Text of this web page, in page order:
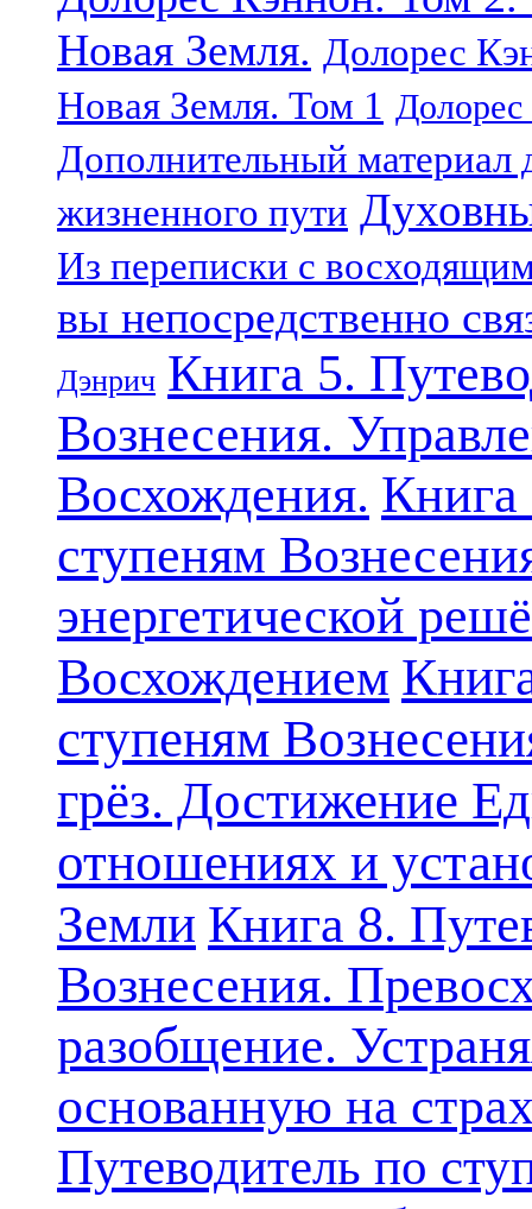
Новая Земля. Долорес
Новая Земля. Том 1
Дополнительный материал
жизненного пути
Из переписки с
вы непосредственно
Дэнрич Книга 5.
Вознесения.
Восхождения. Книга
ступеням
энергетической
Восхождением
ступеням
грёз. Достижение
отношениях и
Земли Книга 8.
Вознесения.
разобщение.
основанную на
Путеводитель по